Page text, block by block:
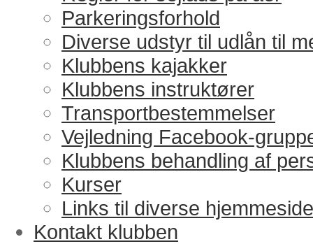
Parkeringsforhold
Diverse udstyr til udlån til
Klubbens kajakker
Klubbens instruktører
Transportbestemmelser
Vejledning Facebook-
Klubbens behandling af
Kurser
Links til diverse
Kontakt klubben